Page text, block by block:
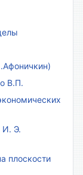
В.П.
И. Э.
плоскости